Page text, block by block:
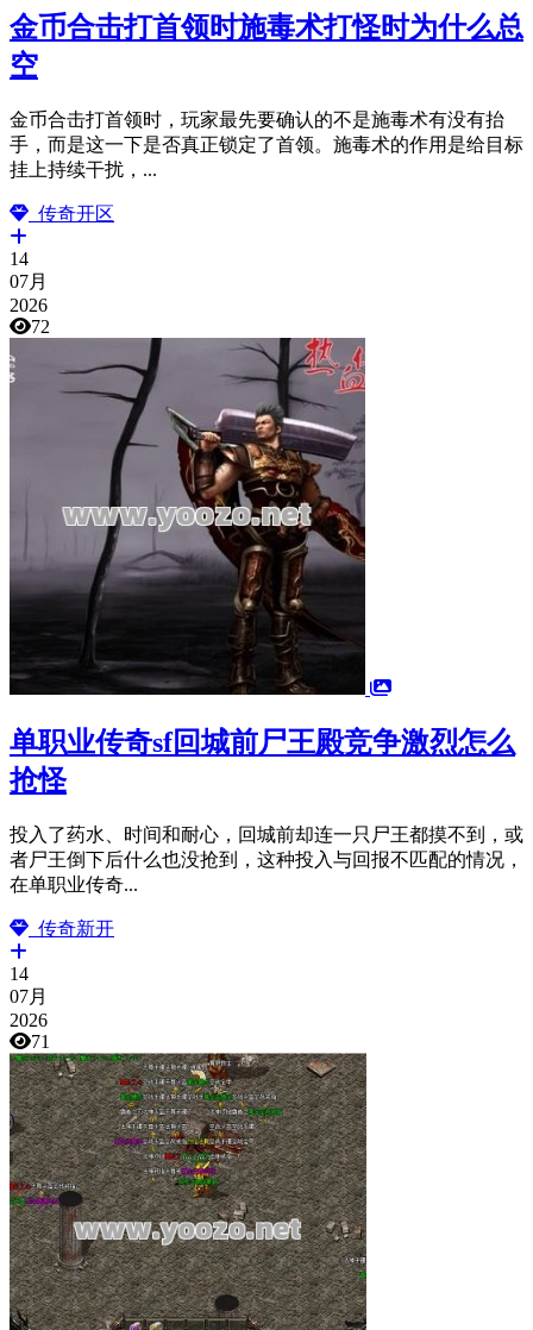
金币合击打首领时施毒术打怪时为什么总
空
金币合击打首领时，玩家最先要确认的不是施毒术有没有抬
手，而是这一下是否真正锁定了首领。施毒术的作用是给目标
挂上持续干扰，...
传奇开区
14
07月
2026
72
单职业传奇sf回城前尸王殿竞争激烈怎么
抢怪
投入了药水、时间和耐心，回城前却连一只尸王都摸不到，或
者尸王倒下后什么也没抢到，这种投入与回报不匹配的情况，
在单职业传奇...
传奇新开
14
07月
2026
71